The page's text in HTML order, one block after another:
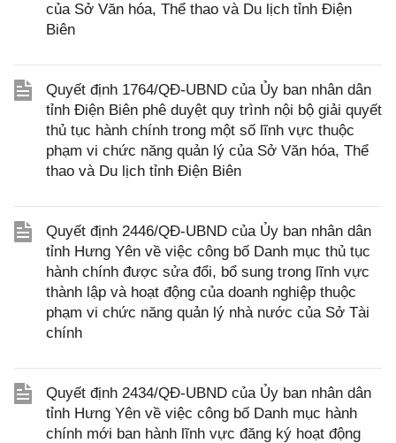
của Sở Văn hóa, Thể thao và Du lịch tỉnh Điện
Biên
Quyết định 1764/QĐ-UBND của Ủy ban nhân dân
tỉnh Điện Biên phê duyệt quy trình nội bộ giải quyết
thủ tục hành chính trong một số lĩnh vực thuộc
phạm vi chức năng quản lý của Sở Văn hóa, Thể
thao và Du lịch tỉnh Điện Biên
Quyết định 2446/QĐ-UBND của Ủy ban nhân dân
tỉnh Hưng Yên về việc công bố Danh mục thủ tục
hành chính được sửa đổi, bổ sung trong lĩnh vực
thành lập và hoạt động của doanh nghiệp thuộc
phạm vi chức năng quản lý nhà nước của Sở Tài
chính
Quyết định 2434/QĐ-UBND của Ủy ban nhân dân
tỉnh Hưng Yên về việc công bố Danh mục hành
chính mới ban hành lĩnh vực đăng ký hoạt động